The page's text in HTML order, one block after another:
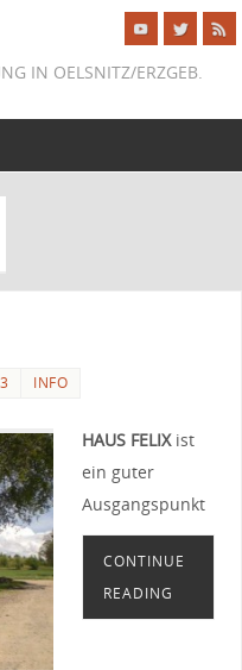
IN OELSNITZ/ERZGEB.
INFO
HAUS FELIXist
ein guter
Ausgangspunkt
CONTINUE
READING